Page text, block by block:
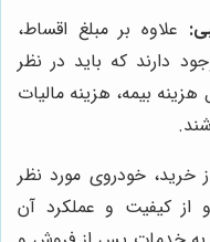
علاوه بر مبلغ اقساط،
دارند که باید در نظر
بیمه، هزینه مالیات
خرید، خودروی مورد نظر
از کیفیت و عملکرد آن